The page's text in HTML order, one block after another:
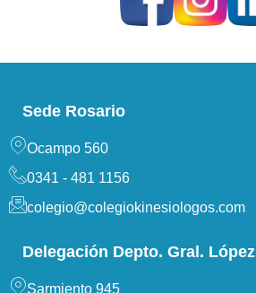
Sede Rosario
Ocampo 560
0341 - 481 1156
colegio@colegiokinesiologos.com
Delegación Depto. Gral. López
Sarmiento 945